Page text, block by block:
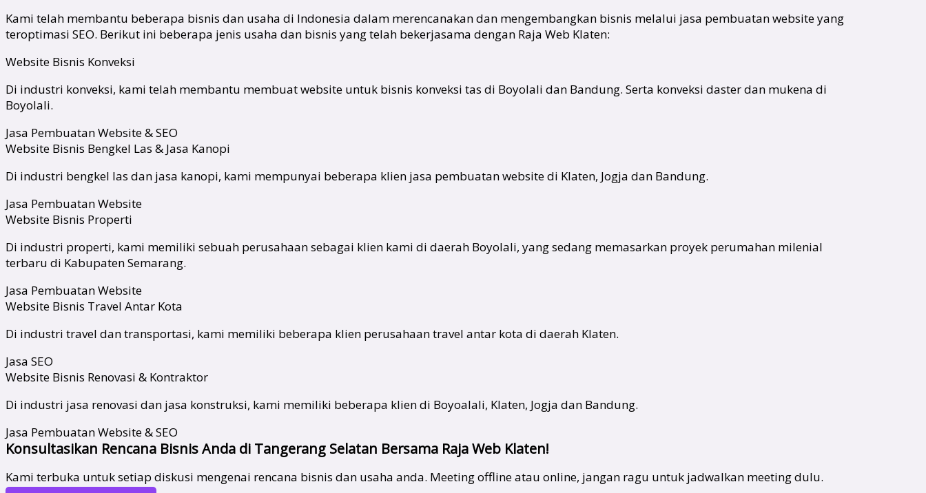
Kami telah membantu beberapa bisnis dan usaha di Indonesia dalam merencanakan dan mengembangkan bisnis melalui jasa pembuatan website yang
teroptimasi SEO. Berikut ini beberapa jenis usaha dan bisnis yang telah bekerjasama dengan Raja Web Klaten:
Website Bisnis Konveksi
Di industri konveksi, kami telah membantu membuat website untuk bisnis konveksi tas di Boyolali dan Bandung. Serta konveksi daster dan mukena di
Boyolali.
Jasa Pembuatan Website & SEO
Website Bisnis Bengkel Las & Jasa Kanopi
Di industri bengkel las dan jasa kanopi, kami mempunyai beberapa klien jasa pembuatan website di Klaten, Jogja dan Bandung.
Jasa Pembuatan Website
Website Bisnis Properti
Di industri properti, kami memiliki sebuah perusahaan sebagai klien kami di daerah Boyolali, yang sedang memasarkan proyek perumahan milenial
terbaru di Kabupaten Semarang.
Jasa Pembuatan Website
Website Bisnis Travel Antar Kota
Di industri travel dan transportasi, kami memiliki beberapa klien perusahaan travel antar kota di daerah Klaten.
Jasa SEO
Website Bisnis Renovasi & Kontraktor
Di industri jasa renovasi dan jasa konstruksi, kami memiliki beberapa klien di Boyoalali, Klaten, Jogja dan Bandung.
Jasa Pembuatan Website & SEO
Konsultasikan Rencana Bisnis Anda di Tangerang Selatan Bersama Raja Web Klaten!
Kami terbuka untuk setiap diskusi mengenai rencana bisnis dan usaha anda. Meeting offline atau online, jangan ragu untuk jadwalkan meeting dulu.